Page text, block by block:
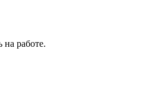
работе.